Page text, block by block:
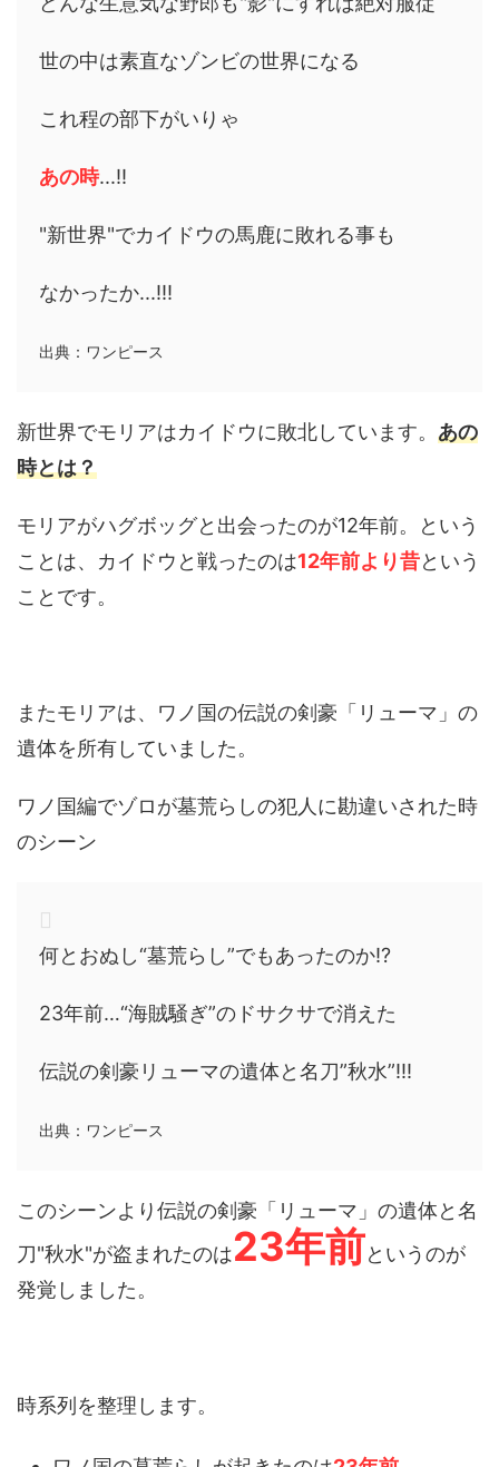
世の中は素直なゾンビの世界になる
これ程の部下がいりゃ
あの時...!!
"新世界"でカイドウの馬鹿に敗れる事も
なかったか...!!!
出典：ワンピース
新世界でモリアはカイドウに敗北しています。 あの
時とは？
モリアがハグボッグと出会ったのが12年前。という
ことは、カイドウと戦ったのは12年前より昔という
ことです。
またモリアは、ワノ国の伝説の剣豪「リューマ」の
遺体を所有していました。
ワノ国編でゾロが墓荒らしの犯人に勘違いされた時
のシーン
何とおぬし“墓荒らし”でもあったのか!?
23年前…“海賊騒ぎ”のドサクサで消えた
伝説の剣豪リューマの遺体と名刀”秋水”!!!
出典：ワンピース
このシーンより伝説の剣豪「リューマ」の遺体と名
刀"秋水"が盗まれたのは23年前というのが
発覚しました。
時系列を整理します。